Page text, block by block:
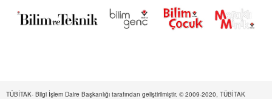
TÜBİTAK- Bilgi İşlem Daire Başkanlığı tarafından geliştirilmiştir. © 2009-2020, TÜBİTAK